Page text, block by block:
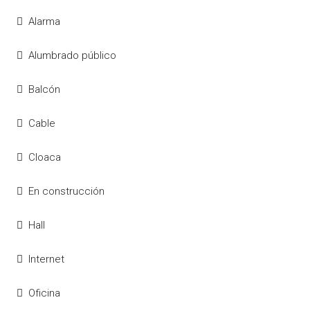
Alarma
Alumbrado público
Balcón
Cable
Cloaca
En construcción
Hall
Internet
Oficina